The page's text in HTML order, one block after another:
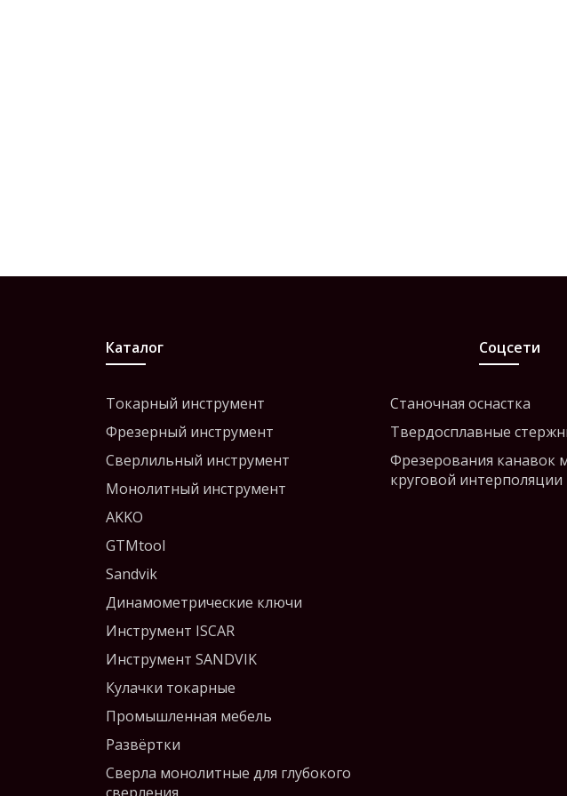
Каталог
Токарный инструмент
Фрезерный инструмент
Сверлильный инструмент
Монолитный инструмент
AKKO
GTMtool
Sandvik
Динамометрические ключи
Инструмент ISCAR
Инструмент SANDVIK
Кулачки токарные
Промышленная мебель
Развёртки
Сверла монолитные для глубокого
Станочная оснастка
Твердосплавные
Фрезерования канавок
круговой интерполяции
Соцсети